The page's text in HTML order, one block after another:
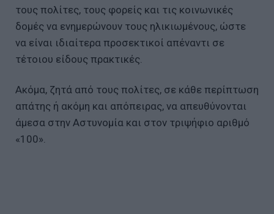
τους πολίτες, τους φορείς και τις κοινωνικές
δομές να ενημερώνουν τους ηλικιωμένους, ώστε
να είναι ιδιαίτερα προσεκτικοί απέναντι σε
τέτοιου είδους πρακτικές.
Ακόμα, ζητά από τους πολίτες, σε κάθε περίπτωση
απάτης ή ακόμη και απόπειρας, να απευθύνονται
άμεσα στην Αστυνομία και στον τριψήφιο αριθμό
«100».